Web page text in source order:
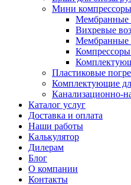
Мини компрессоры
Мембранные
Вихревые
Мембранные
Пластиковые
Комплектующие
Канализационно-
Каталог услуг
Доставка и оплата
Наши работы
Калькулятор
Дилерам
Блог
О компании
Контакты